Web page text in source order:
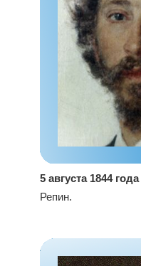
5 августа 1844 года
Репин.